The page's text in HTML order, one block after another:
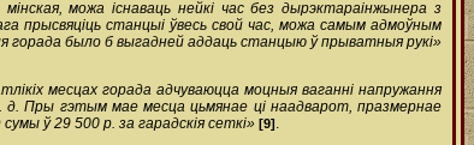
можа існаваць нейкі час без дырэктара­інжынера з
прысвяціць станцыі ўвесь свой час, можа самым адмоўным
горада было б выгадней аддаць станцыю ў прыватныя рукі»
месцах горада адчуваюцца моцныя ваганні напружання
д. Пры гэтым мае месца цьмянае ці наадварот, празмернае
ў 29 500 р. за гарадскія сеткі» [9].